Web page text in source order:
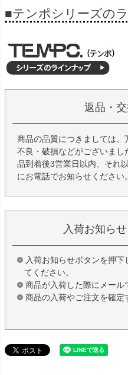
■テンポシリーズの
返品・
商品の品質につきましては
不良・破損などがございま
品到着後3営業日以内、それ
にお電話でお知らせください。
入荷お知ら
入荷お知らせボタンを押
てください。
商品が入荷した際にメール
商品の入荷やご注文を確定